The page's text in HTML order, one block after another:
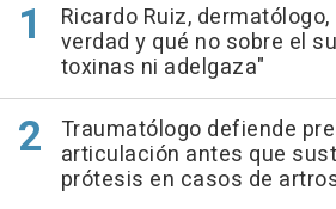
Ricardo Ruiz,
verdad y qué no sobre el
toxinas ni adelgaza"
Traumatólogo defiende
articulación antes que
prótesis en casos de